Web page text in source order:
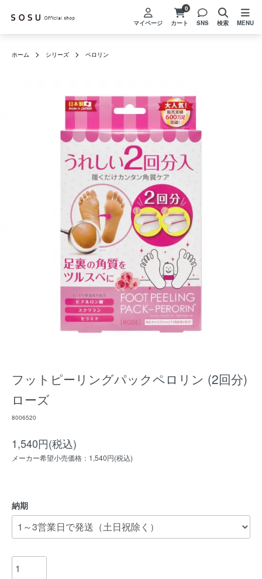
マイページ
0
カート
SNS 検索 MENU
ホーム シリーズ ペロリン
フットピーリングパックペロリン (2回分)
ローズ
8006520
1,540円(税込)
メーカー希望小売価格：1,540円(税込)
納期